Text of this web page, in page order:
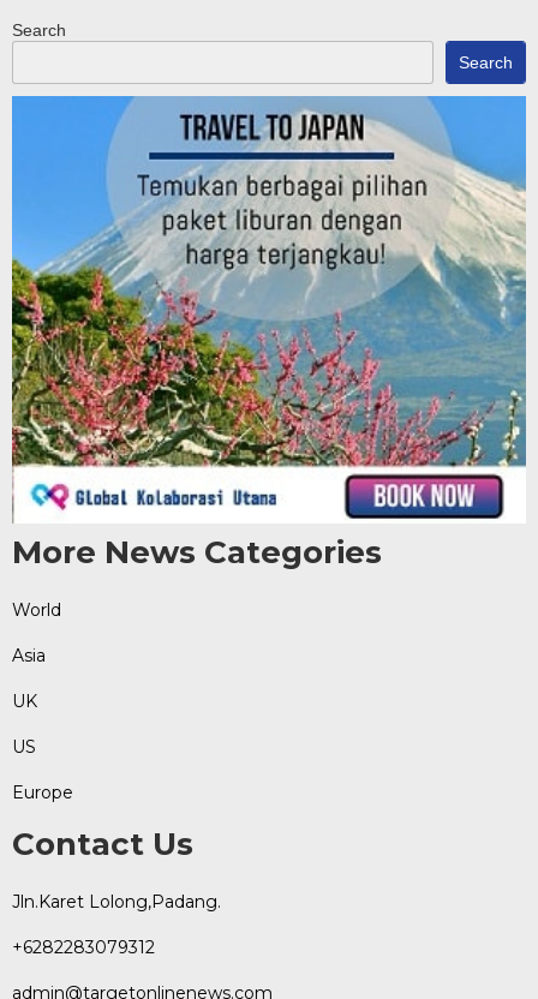
Search
Search
More News Categories
World
Asia
UK
US
Europe
Contact Us
Jln.Karet Lolong,Padang.
+6282283079312
admin@targetonlinenews.com